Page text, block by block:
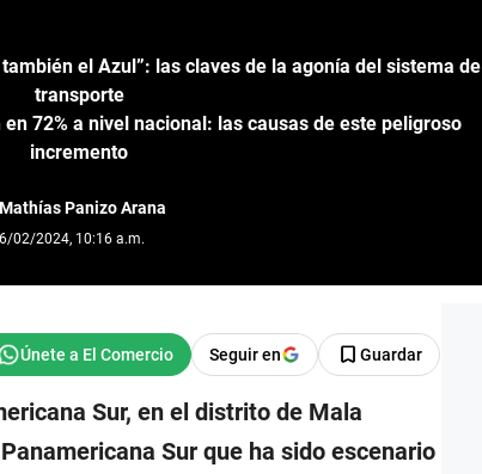
el Azul”: las claves de la agonía del sistema de
transporte
72% a nivel nacional: las causas de este peligroso
incremento
Mathías Panizo Arana
02/2024, 10:16 a.m.
Seguir en Guardar
Sur, en el distrito de Mala
Sur que ha sido escenario